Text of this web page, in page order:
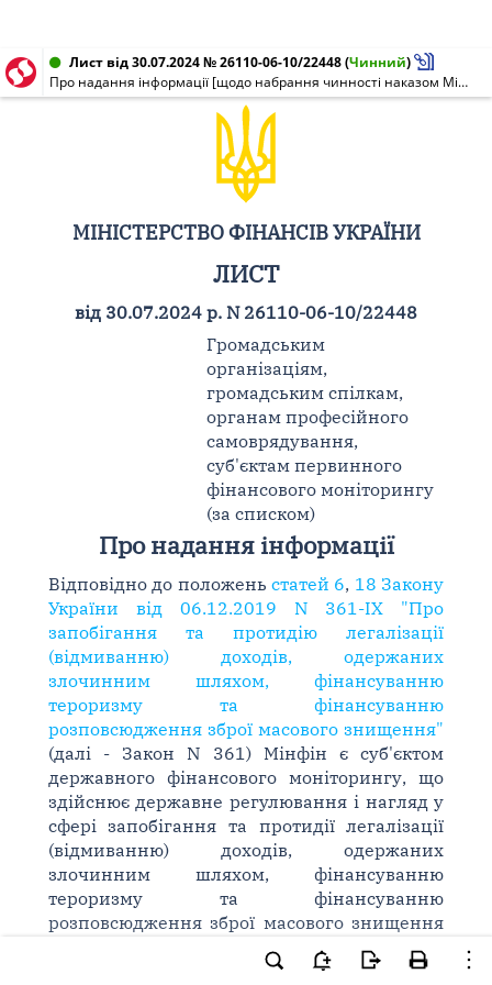
Лист від 30.07.2024 № 26110-06-10/22448(Чинний)
Про надання інформації [щодо набрання чинності наказом Міністерства фінансів України N 282 від 07.06.2024]
МІНІСТЕРСТВО ФІНАНСІВ УКРАЇНИ
ЛИСТ
від 30.07.2024 р. N 26110-06-10/22448
Громадським
організаціям,
громадським спілкам,
органам професійного
самоврядування,
суб'єктам первинного
фінансового моніторингу
(за списком)
Про надання інформації
Відповідно до положень статей 6, 18 Закону
України від 06.12.2019 N 361-IX "Про
запобігання та протидію легалізації
(відмиванню) доходів, одержаних
злочинним шляхом, фінансуванню
тероризму та фінансуванню
розповсюдження зброї масового знищення"
(далі - Закон N 361) Мінфін є суб'єктом
державного фінансового моніторингу, що
здійснює державне регулювання і нагляд у
сфері запобігання та протидії легалізації
(відмиванню) доходів, одержаних
злочинним шляхом, фінансуванню
тероризму та фінансуванню
розповсюдження зброї масового знищення
(далі - запобігання та протидія) за
спеціально визначеними суб'єктами